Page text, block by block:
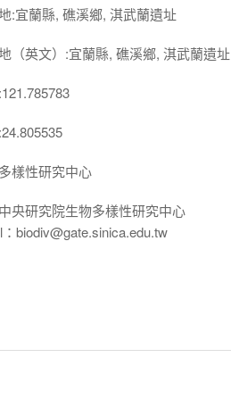
:宜蘭縣, 礁溪鄉, 淇武蘭遺址
（英文）:宜蘭縣, 礁溪鄉, 淇武蘭遺址
樣性研究中心
央研究院生物多樣性研究中心
biodiv@gate.sinica.edu.tw